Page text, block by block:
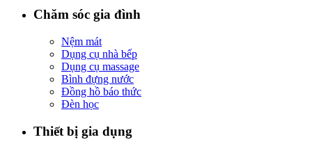
Chăm sóc gia đình
Nệm mát
Dụng cụ nhà bếp
Dụng cụ massage
Bình đựng nước
Đồng hồ báo thức
Đèn học
Thiết bị gia dụng